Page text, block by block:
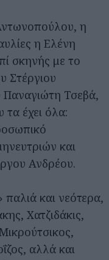
η
η Ελένη
σκηνής με το
Στέργιου
Παναγιώτη Τσεβά,
έχει όλα:
και
Ανδρέου.
παλιά και νεότερα,
Χατζιδάκις,
αλλά και